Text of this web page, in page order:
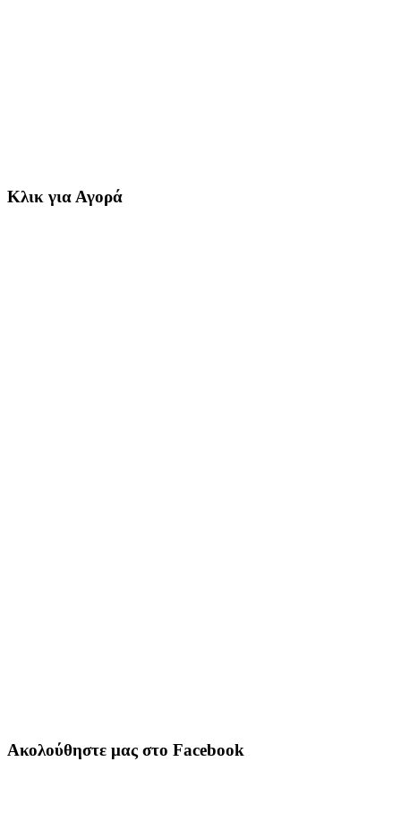
Κλικ για Αγορά
Ακολούθηστε μας στο Facebook